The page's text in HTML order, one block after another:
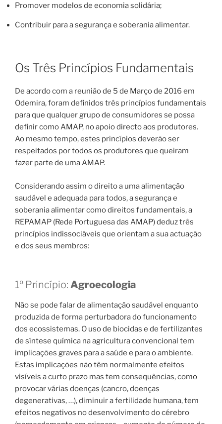
Promover modelos de economia solidária;
Contribuir para a segurança e soberania alimentar.
Os Três Princípios Fundamentais
De acordo com a reunião de 5 de Março de 2016 em
Odemira, foram definidos três princípios fundamentais
para que qualquer grupo de consumidores se possa
definir como AMAP, no apoio directo aos produtores.
Ao mesmo tempo, estes princípios deverão ser
respeitados por todos os produtores que queiram
fazer parte de uma AMAP.
Considerando assim o direito a uma alimentação
saudável e adequada para todos, a segurança e
soberania alimentar como direitos fundamentais, a
REPAMAP (Rede Portuguesa das AMAP) deduz três
princípios indissociáveis que orientam a sua actuação
e dos seus membros:
1º Princípio: Agroecologia
Não se pode falar de alimentação saudável enquanto
produzida de forma perturbadora do funcionamento
dos ecossistemas. O uso de biocidas e de fertilizantes
de síntese química na agricultura convencional tem
implicações graves para a saúde e para o ambiente.
Estas implicações não têm normalmente efeitos
visíveis a curto prazo mas tem consequências, como
provocar várias doenças (cancro, doenças
degenerativas, …), diminuir a fertilidade humana, tem
efeitos negativos no desenvolvimento do cérebro